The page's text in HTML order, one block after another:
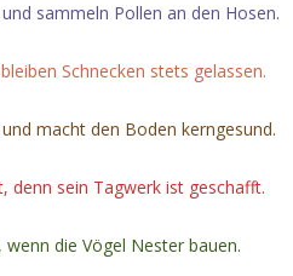
sammeln Pollen an den Hosen.
Schnecken stets gelassen.
macht den Boden kerngesund.
denn sein Tagwerk ist geschafft.
die Vögel Nester bauen.